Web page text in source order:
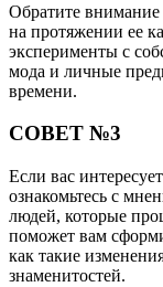
Обратите
на протяжении ее
эксперименты с
мода и личные
времени.
СОВЕТ №3
Если вас
ознакомьтесь с
людей, которые
поможет вам
как такие
знаменитостей.